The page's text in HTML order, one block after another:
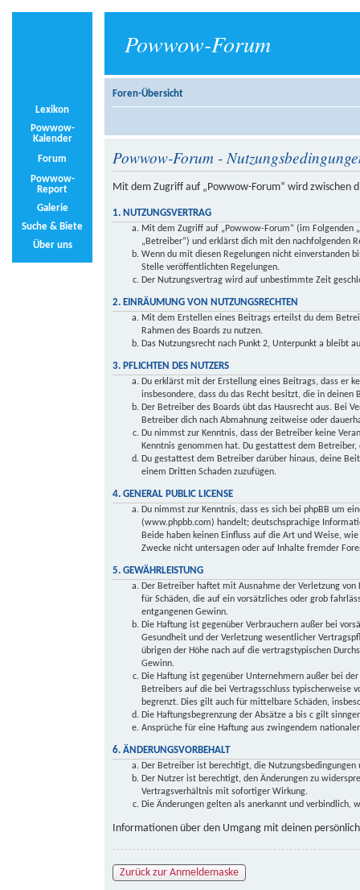
Powwow-Forum
Lexikon
Powwow-
Kalender
Forum
Powwow-
Report
Galerie
Suche & Biete
Über uns
Foren-Übersicht
Powwow-Forum -
Mit dem Zugriff auf „Powwow-Forum“ wird zwischen
1. NUTZUNGSVERTRAG
Mit dem Zugriff auf „Powwow-Forum“ (im Folgenden
„Betreiber“) und erklärst dich mit den nachfolgenden
Wenn du mit diesen Regelungen nicht einverstanden
Stelle veröffentlichten Regelungen.
Der Nutzungsvertrag wird auf unbestimmte Zeit
2. EINRÄUMUNG VON NUTZUNGSRECHTEN
Mit dem Erstellen eines Beitrags erteilst du dem
Rahmen des Boards zu nutzen.
Das Nutzungsrecht nach Punkt 2, Unterpunkt a bleibt
3. PFLICHTEN DES NUTZERS
Du erklärst mit der Erstellung eines Beitrags, dass er
insbesondere, dass du das Recht besitzt, die in
Der Betreiber des Boards übt das Hausrecht aus. Bei
Betreiber dich nach Abmahnung zeitweise oder
Du nimmst zur Kenntnis, dass der Betreiber keine
Kenntnis genommen hat. Du gestattest dem
Du gestattest dem Betreiber darüber hinaus, deine
einem Dritten Schaden zuzufügen.
4. GENERAL PUBLIC LICENSE
Du nimmst zur Kenntnis, dass es sich bei phpBB um
(www.phpbb.com) handelt; deutschsprachige
Beide haben keinen Einfluss auf die Art und Weise,
Zwecke nicht untersagen oder auf Inhalte fremder
5. GEWÄHRLEISTUNG
Der Betreiber haftet mit Ausnahme der Verletzung
für Schäden, die auf ein vorsätzliches oder grob
entgangenen Gewinn.
Die Haftung ist gegenüber Verbrauchern außer bei
Gesundheit und der Verletzung wesentlicher
übrigen der Höhe nach auf die vertragstypischen
Gewinn.
Die Haftung ist gegenüber Unternehmern außer bei
Betreibers auf die bei Vertragsschluss typischerweise
begrenzt. Dies gilt auch für mittelbare Schäden,
Die Haftungsbegrenzung der Absätze a bis c gilt
Ansprüche für eine Haftung aus zwingendem
6. ÄNDERUNGSVORBEHALT
Der Betreiber ist berechtigt, die
Der Nutzer ist berechtigt, den Änderungen zu
Vertragsverhältnis mit sofortiger Wirkung.
Die Änderungen gelten als anerkannt und verbindlich,
Informationen über den Umgang mit deinen
Zurück zur Anmeldemaske